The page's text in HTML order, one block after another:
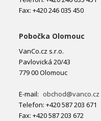
Fax: +420 246 035 450
Pobočka Olomouc
VanCo.cz s.r.o.
Pavlovická 20/43
779 00 Olomouc
E-mail: obchod@vanco.cz
Telefon: +420 587 203 671
Fax: +420 587 203 672